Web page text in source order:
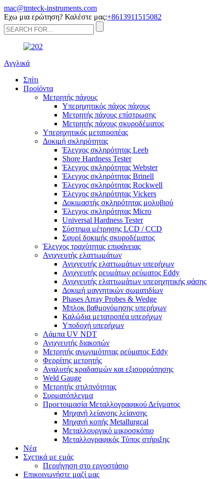
mac@tmteck-instruments.com
Εχω μια ερώτηση? Καλέστε μας:+8613911515082
Αγγλικά
Σπίτι
Προϊόντα
Μετρητής πάχους
Υπερηχητικός πάχος πάχους
Μετρητής πάχους επίστρωσης
Μετρητής πάχους σκυροδέματος
Υπερηχητικός μετατροπέας
Δοκιμή σκληρότητας
Έλεγχος σκληρότητας Leeb
Shore Hardness Tester
Έλεγχος σκληρότητας Webster
Έλεγχος σκληρότητας Brinell
Έλεγχος σκληρότητας Rockwell
Έλεγχος σκληρότητας Vickers
Δοκιμαστής σκληρότητας μολυβιού
Έλεγχος σκληρότητας Micro
Universal Hardness Tester
Σύστημα μέτρησης LCD / CCD
Σφυρί δοκιμής σκυροδέματος
Έλεγχος τραχύτητας επιφάνειας
Ανιχνευτής ελαττωμάτων
Ανιχνευτής ελαττωμάτων υπερήχων
Ανιχνευτής ρευμάτων ρεύματος Eddy
Ανιχνευτής ελαττωμάτων υπερηχητικής φάσης
Δοκιμή μαγνητικών σωματιδίων
Phases Array Probes & Wedge
Μπλοκ βαθμονόμησης υπερήχων
Καλώδια μετατροπέα υπερήχων
Υποδοχή υπερήχων
Λάμπα UV NDT
Ανιχνευτής διακοπών
Μετρητής αγωγιμότητας ρεύματος Eddy
Φερρίτης μετρητής
Αναλυτής κραδασμών και εξισορρόπησης
Weld Gauge
Μετρητής στιλπνότητας
Συρματόπλεγμα
Προετοιμασία Μεταλλογραφικού Δείγματος
Μηχανή λείανσης λείανσης
Μηχανή κοπής Metallurgcal
Μεταλλουργικό μικροσκόπιο
Μεταλλογραφικός Τύπος στήριξης
Νέα
Σχετικά με εμάς
Περιήγηση στο εργοστάσιο
Επικοινωνήστε μαζί μας